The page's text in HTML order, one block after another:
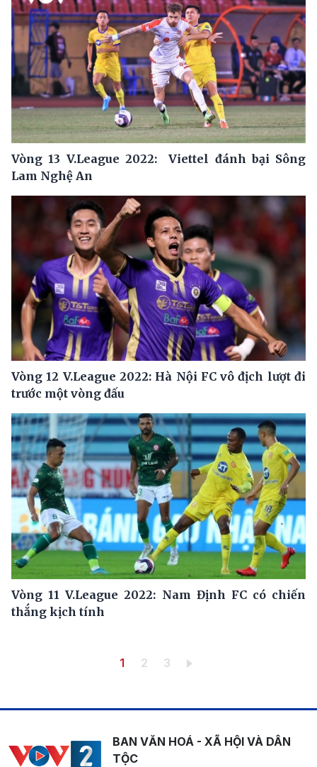
Vòng 13 V.League 2022: Viettel đánh bại Sông
Lam Nghệ An
Vòng 12 V.League 2022: Hà Nội FC vô địch lượt đi
trước một vòng đấu
Vòng 11 V.League 2022: Nam Định FC có chiến
thắng kịch tính
Trang hiện thời
1 Trang
2 Trang
3
BAN VĂN HOÁ - XÃ HỘI VÀ DÂN
TỘC